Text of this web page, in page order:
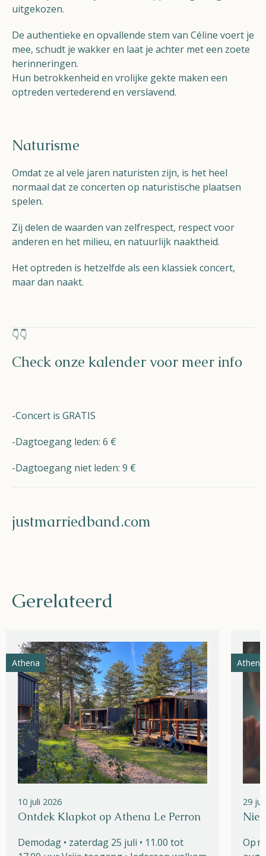
uitgekozen.
De authentieke en opvallende stem van Céline voert je
mee, schudt je wakker en laat je achter met een zoete
herinneringen.
Hun betrokkenheid en vrolijke gekte maken een
optreden vertederend en verslavend.
Naturisme
Omdat ze al vele jaren naturisten zijn, is het heel
normaal dat ze concerten op naturistische plaatsen
spelen.
Zij delen de waarden van zelfrespect, respect voor
anderen en het milieu, en natuurlijk naaktheid.
Het optreden is hetzelfde als een klassiek concert,
maar dan naakt.
👇👇
Check onze kalender voor meer info
-Concert is GRATIS
-Dagtoegang leden: 6 €
-Dagtoegang niet leden: 9 €
justmarriedband.com
Gerelateerd
Athena
10 juli 2026
Ontdek Klapkot op Athena Le Perron
Demodag • zaterdag 25 juli • 11.00 tot
29
Op